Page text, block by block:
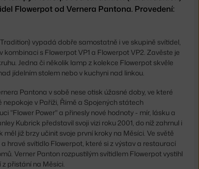
Flowerpot od Vernera Pantona. Provedení:
vypadá dobře samostatně i ve skupině svítidel,
kombinaci s Flowerpot VP1 a Flowerpot VP2. Zavěste je
Jedna či několik lamp z kolekce Flowerpot skvěle
jídelním stolem nebo v kuchyni nad linkou.
Pantona v sobě nese otisk úžasné doby, ve které
nepokoje v Paříži, Římě a Spojených státech
"Flower Power" a přinesly nové hodnoty - mír, lásku a
Kubrick představil svoji vizi roku 2001, do níž zahrnul i
již brzy učinit svoje první kroky na Měsíci. Ve světě
hravé svítidlo Flowerpot, které si z výstav a restaurací
Verner Panton rozpustilým svítidlem Flowerpot vystihl
přistání na Měsíci.